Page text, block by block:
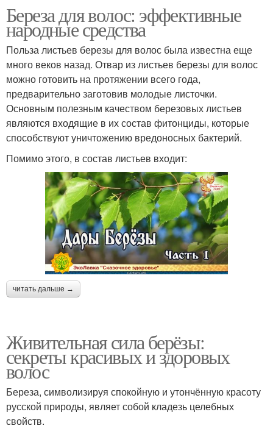
Береза для волос: эффективные
народные средства
Польза листьев березы для волос была известна еще
много веков назад. Отвар из листьев березы для волос
можно готовить на протяжении всего года,
предварительно заготовив молодые листочки.
Основным полезным качеством березовых листьев
являются входящие в их состав фитонциды, которые
способствуют уничтожению вредоносных бактерий.
Помимо этого, в состав листьев входит:
читать дальше →
Живительная сила берёзы:
секреты красивых и здоровых
волос
Береза, символизируя спокойную и утончённую красоту
русской природы, являет собой кладезь целебных
свойств.